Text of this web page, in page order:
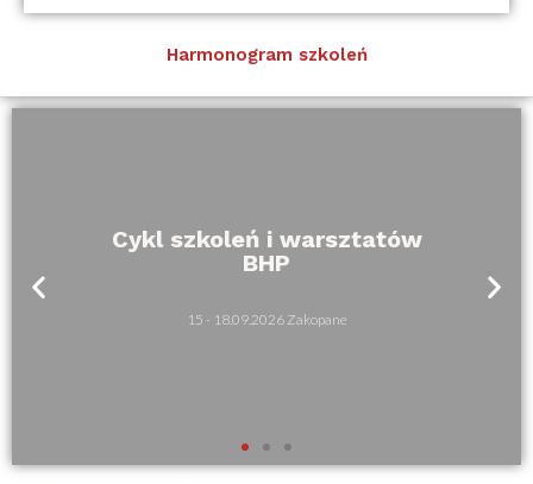
Harmonogram szkoleń
Cykl szkoleń i warsztatów
BHP
15 - 18.09.2026 Zakopane